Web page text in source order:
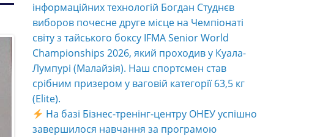
інформаційних технологій Богдан Студнєв
виборов почесне друге місце на Чемпіонаті
світу з тайського боксу IFMA Senior World
Championships 2026, який проходив у Куала-
Лумпурі (Малайзія). Наш спортсмен став
срібним призером у ваговій категорії 63,5 кг
(Elite).
На базі Бізнес-тренінг-центру ОНЕУ успішно
завершилося навчання за програмою